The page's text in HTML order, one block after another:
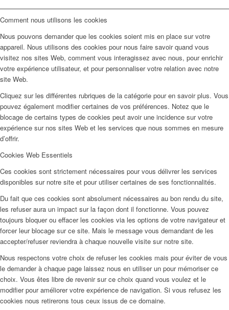
Comment nous utilisons les cookies
Nous pouvons demander que les cookies soient mis en place sur votre
appareil. Nous utilisons des cookies pour nous faire savoir quand vous
visitez nos sites Web, comment vous interagissez avec nous, pour enrichir
votre expérience utilisateur, et pour personnaliser votre relation avec notre
site Web.
Cliquez sur les différentes rubriques de la catégorie pour en savoir plus. Vous
pouvez également modifier certaines de vos préférences. Notez que le
blocage de certains types de cookies peut avoir une incidence sur votre
expérience sur nos sites Web et les services que nous sommes en mesure
d’offrir.
Cookies Web Essentiels
Ces cookies sont strictement nécessaires pour vous délivrer les services
disponibles sur notre site et pour utiliser certaines de ses fonctionnalités.
Du fait que ces cookies sont absolument nécessaires au bon rendu du site,
les refuser aura un impact sur la façon dont il fonctionne. Vous pouvez
toujours bloquer ou effacer les cookies via les options de votre navigateur et
forcer leur blocage sur ce site. Mais le message vous demandant de les
accepter/refuser reviendra à chaque nouvelle visite sur notre site.
Nous respectons votre choix de refuser les cookies mais pour éviter de vous
le demander à chaque page laissez nous en utiliser un pour mémoriser ce
choix. Vous êtes libre de revenir sur ce choix quand vous voulez et le
modifier pour améliorer votre expérience de navigation. Si vous refusez les
cookies nous retirerons tous ceux issus de ce domaine.